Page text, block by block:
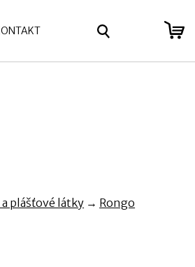
plášťové látky → Rongo